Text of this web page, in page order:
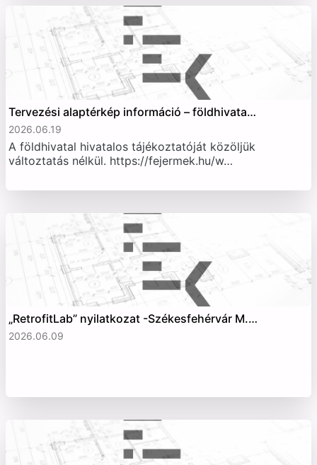
Tervezési alaptérkép információ – földhivata…
2026.06.19
A földhivatal hivatalos tájékoztatóját közöljük
változtatás nélkül. https://fejermek.hu/w…
„RetrofitLab” nyilatkozat -Székesfehérvár M.…
2026.06.09